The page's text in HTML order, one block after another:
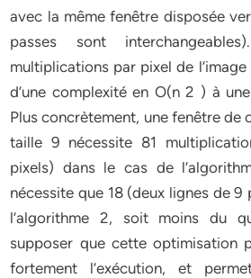
avec la même fenêtre disposée
passes sont
multiplications par pixel de
d’une complexité en O(n 2 ) à
Plus concrètement, une fenêtre de
taille 9 nécessite 81
pixels) dans le cas de
nécessite que 18 (deux lignes de 9
l’algorithme 2, soit moins du
supposer que cette optimisation
fortement l’exécution, et